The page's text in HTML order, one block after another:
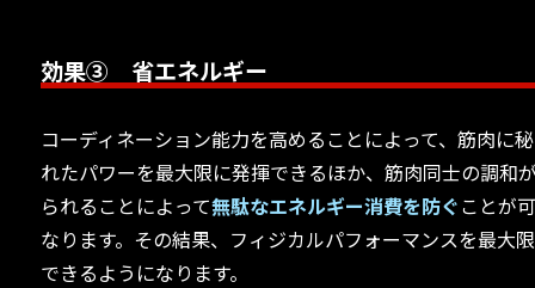
効果③ 省エネルギー
コーディネーション能力を高めることによって、筋肉に
れたパワーを最大限に発揮できるほか、筋肉同士の調和
られることによって無駄なエネルギー消費を防ぐことが
なります。その結果、フィジカルパフォーマンスを最大
できるようになります。